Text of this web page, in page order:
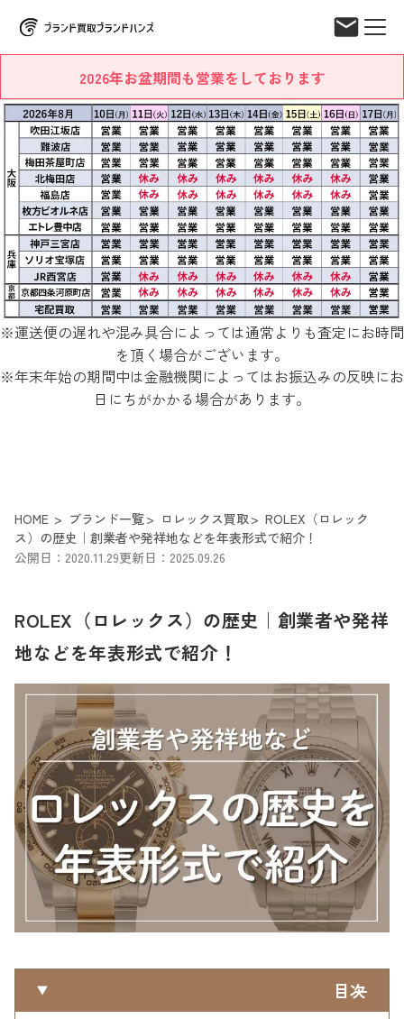
2026年お盆期間も営業をしております
※運送便の遅れや混み具合によっては通常よりも査定にお時間
を頂く場合がございます。
※年末年始の期間中は金融機関によってはお振込みの反映にお
日にちがかかる場合があります。
HOME ブランド一覧 ロレックス買取
ROLEX（ロレック
ス）の歴史｜創業者や発祥地などを年表形式で紹介！
公開日：2020.11.29更新日：2025.09.26
ROLEX（ロレックス）の歴史｜創業者や発祥
地などを年表形式で紹介！
目次